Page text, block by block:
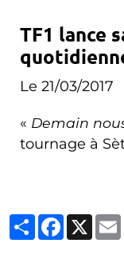
TF1 lance
Le 21/03/2017
« Demain
tournage à
PartagerX